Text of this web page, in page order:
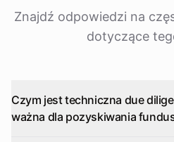
Znajdź odpowiedzi na
dotyczące
Czym jest techniczna due
ważna dla pozyskiwania